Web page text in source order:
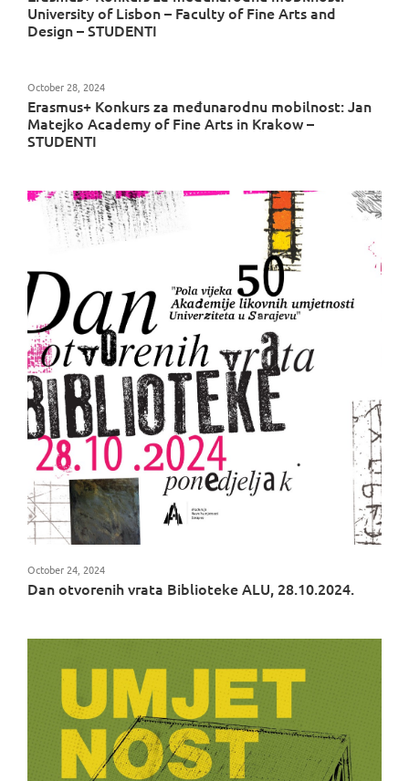
University of Lisbon – Faculty of Fine Arts and
Design – STUDENTI
Erasmus+ Konkurs za međunarodnu mobilnost: Jan
Matejko Academy of Fine Arts in Krakow –
STUDENTI
October 28, 2024
Dan otvorenih vrata Biblioteke ALU, 28.10.2024.
October 24, 2024